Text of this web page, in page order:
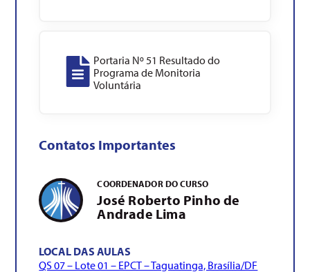
Portaria Nº 51 Resultado do
Programa de Monitoria
Voluntária
Contatos Importantes
COORDENADOR DO CURSO
José Roberto Pinho de
Andrade Lima
LOCAL DAS AULAS
QS 07 – Lote 01 – EPCT – Taguatinga, Brasília/DF